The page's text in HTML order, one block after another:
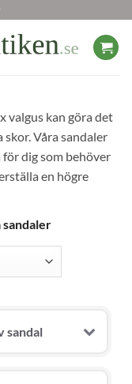
valgus kan göra det
Våra sandaler
dig som behöver
en högre
sandaler
sandal